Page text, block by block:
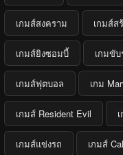
เกมส์สงคราม เกมส์ส
เกมส์ยิงซอมบี้ เกมขับ
เกมส์ฟุตบอล เกม
เกมส์ Resident Evil
เกมส์แข่งรถ เกมส์